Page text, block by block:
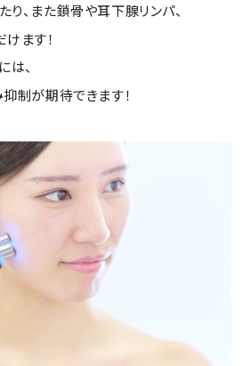
、また鎖骨や耳下腺リンパ、
ます！
、
制が期待できます！